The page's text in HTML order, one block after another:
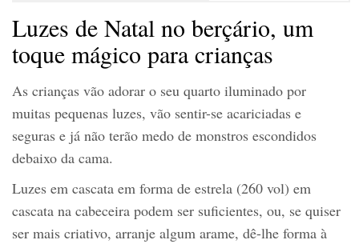
Luzes de Natal no berçário, um
toque mágico para crianças
As crianças vão adorar o seu quarto iluminado por
muitas pequenas luzes, vão sentir-se acariciadas e
seguras e já não terão medo de monstros escondidos
debaixo da cama.
Luzes em cascata em forma de estrela (260 vol) em
cascata na cabeceira podem ser suficientes, ou, se quiser
ser mais criativo, arranje algum arame, dê-lhe forma à